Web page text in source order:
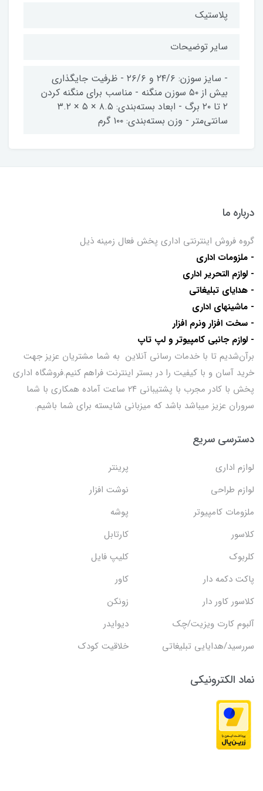
پلاستیک
سایر توضیحات
- سایز سوزن: ۲۴/۶ و ۲۶/۶ - ظرفیت جایگذاری
بیش از ۵۰ سوزن منگنه - مناسب برای منگنه کردن
۲ تا ۲۰ برگ - ابعاد بسته‌بندی: ۸.۵ × ۵ × ۳.۲
سانتی‌متر - وزن بسته‌بندی: ۱۰۰ گرم
درباره ما
گروه فروش اینترنتی اداری پخش فعال زمینه ذیل
- ملزومات اداری
- لوازم التحریر اداری
- هدایای تبلیغاتی
- ماشینهای اداری
- سخت افزار ونرم افزار
- لوازم جانبی کامپیوتر و لپ تاپ
برآن‌شدیم تا با خدمات رسانی آنلاین به شما مشتریان عزیز جهت
خرید آسان و با کیفیت را در بستر اینترنت فراهم کنیم.فروشگاه اداری
پخش با کادر مجرب با پشتیبانی ۲۴ ساعت آماده همکاری با شما
سروران عزیز میباشد باشد که میزبانی شایسته برای شما باشیم.
دسترسی سریع
لوازم اداری
پرینتر
لوازم طراحی
نوشت افزار
ملزومات کامپیوتر
پوشه
کلاسور
کارتابل
کلربوک
کلیپ فایل
پاکت دکمه دار
کاور
کلاسور کاور دار
زونکن
آلبوم کارت ویزیت/چک
دیوایدر
سررسید/هدایایی تبلیغاتی
خلاقیت کودک
نماد الکترونیکی